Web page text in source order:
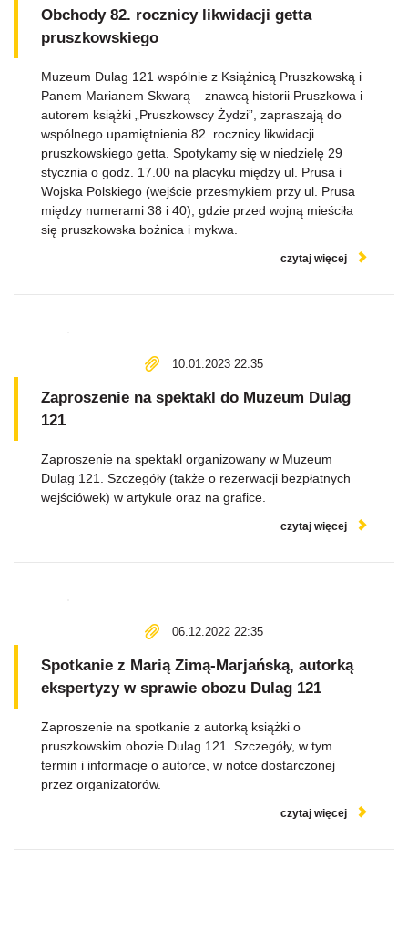
Obchody 82. rocznicy likwidacji getta
pruszkowskiego
Muzeum Dulag 121 wspólnie z Książnicą Pruszkowską i
Panem Marianem Skwarą – znawcą historii Pruszkowa i
autorem książki „Pruszkowscy Żydzi”, zapraszają do
wspólnego upamiętnienia 82. rocznicy likwidacji
pruszkowskiego getta. Spotykamy się w niedzielę 29
stycznia o godz. 17.00 na placyku między ul. Prusa i
Wojska Polskiego (wejście przesmykiem przy ul. Prusa
między numerami 38 i 40), gdzie przed wojną mieściła
się pruszkowska bożnica i mykwa.
czytaj więcej
10.01.2023 22:35
Zaproszenie na spektakl do Muzeum Dulag
121
Zaproszenie na spektakl organizowany w Muzeum
Dulag 121. Szczegóły (także o rezerwacji bezpłatnych
wejściówek) w artykule oraz na grafice.
czytaj więcej
06.12.2022 22:35
Spotkanie z Marią Zimą-Marjańską, autorką
ekspertyzy w sprawie obozu Dulag 121
Zaproszenie na spotkanie z autorką książki o
pruszkowskim obozie Dulag 121. Szczegóły, w tym
termin i informacje o autorce, w notce dostarczonej
przez organizatorów.
czytaj więcej